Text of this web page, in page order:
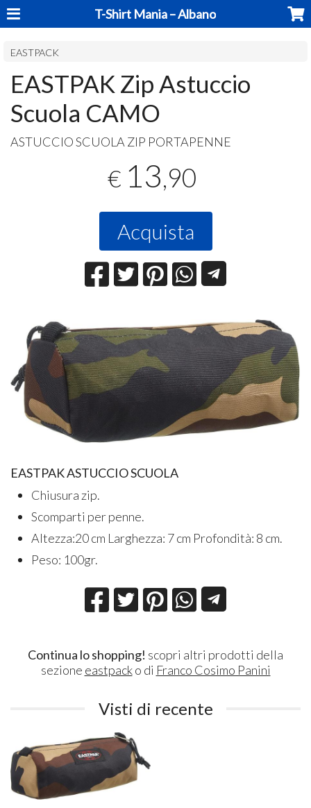
T-Shirt Mania – Albano
EASTPACK
EASTPAK Zip Astuccio
Scuola CAMO
ASTUCCIO SCUOLA ZIP PORTAPENNE
€ 13,90
Acquista
EASTPAK ASTUCCIO SCUOLA
Chiusura zip.
Scomparti per penne.
Altezza:20 cm Larghezza: 7 cm Profondità: 8 cm.
Peso: 100gr.
Continua lo shopping! scopri altri prodotti della
sezione eastpacko di Franco Cosimo Panini
Visti di recente